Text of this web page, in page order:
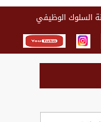
السلوك الوظيفي